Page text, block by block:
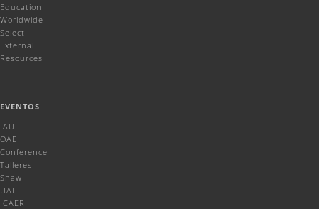
Education
Worldwide
Select
External
Resources
EVENTOS
IAU-
OAE
Conference
Talleres
Shaw-
UAI
ICAER